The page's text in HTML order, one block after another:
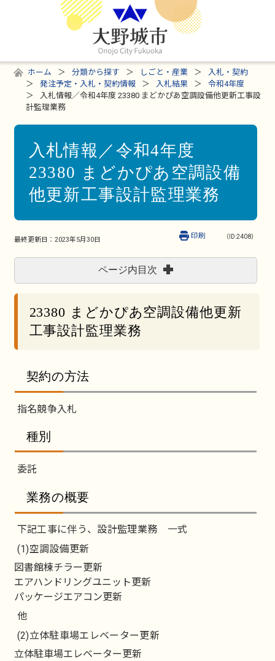
ホーム 分類から探す しごと・産業
入札・契約
発注予定・入札・契約情報
入札結果
令和4年度
入札情報／令和4年度 23380 まどかぴあ空調設備他更新工事設
計監理業務
入札情報／令和4年度
23380 まどかぴあ空調設備
他更新工事設計監理業務
最終更新日： 2023年5月30日 （ID:2408）
印刷
ページ内目次
23380 まどかぴあ空調設備他更新
工事設計監理業務
契約の方法
指名競争入札
種別
委託
業務の概要
下記工事に伴う、設計監理業務 一式
(1)空調設備更新
図書館棟チラー更新
エアハンドリングユニット更新
パッケージエアコン更新
他
(2)立体駐車場エレベーター更新
立体駐車場エレベーター更新